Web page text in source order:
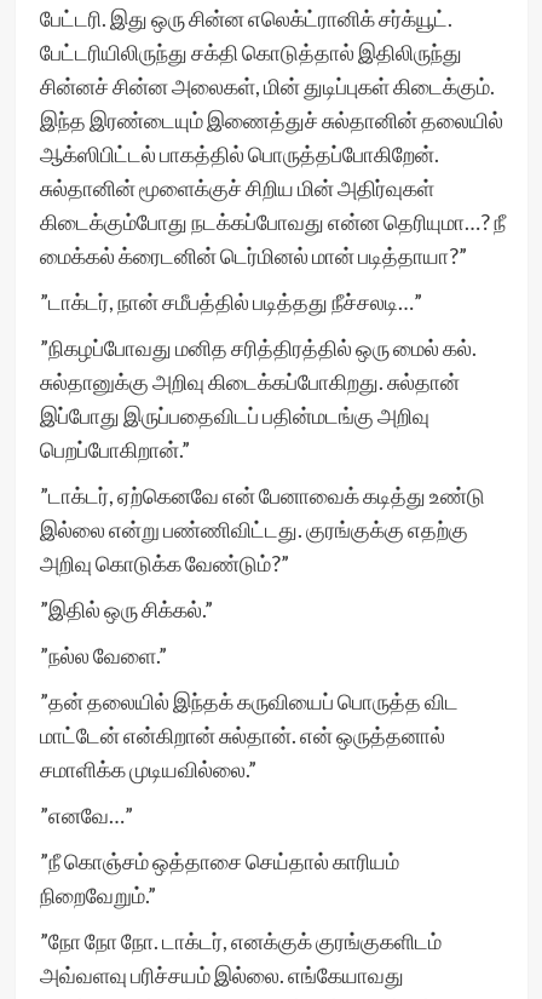
பேட்டரி. இது ஒரு சின்ன எலெக்ட்ரானிக் சர்க்யூட்.
பேட்டரியிலிருந்து சக்தி கொடுத்தால் இதிலிருந்து
சின்னச் சின்ன அலைகள், மின் துடிப்புகள் கிடைக்கும்.
இந்த இரண்டையும் இணைத்துச் சுல்தானின் தலையில்
ஆக்ஸிபிட்டல் பாகத்தில் பொருத்தப்போகிறேன்.
சுல்தானின் மூளைக்குச் சிறிய மின் அதிர்வுகள்
கிடைக்கும்போது நடக்கப்போவது என்ன தெரியுமா…? நீ
மைக்கல் க்ரைடனின் டெர்மினல் மான் படித்தாயா?”
”டாக்டர், நான் சமீபத்தில் படித்தது நீச்சலடி…”
”நிகழப்போவது மனித சரித்திரத்தில் ஒரு மைல் கல்.
சுல்தானுக்கு அறிவு கிடைக்கப்போகிறது. சுல்தான்
இப்போது இருப்பதைவிடப் பதின்மடங்கு அறிவு
பெறப்போகிறான்.”
”டாக்டர், ஏற்கெனவே என் பேனாவைக் கடித்து உண்டு
இல்லை என்று பண்ணிவிட்டது. குரங்குக்கு எதற்கு
அறிவு கொடுக்க வேண்டும்?”
”இதில் ஒரு சிக்கல்.”
”நல்ல வேளை.”
”தன் தலையில் இந்தக் கருவியைப் பொருத்த விட
மாட்டேன் என்கிறான் சுல்தான். என் ஒருத்தனால்
சமாளிக்க முடியவில்லை.”
”எனவே…”
”நீ கொஞ்சம் ஒத்தாசை செய்தால் காரியம்
நிறைவேறும்.”
”நோ நோ நோ. டாக்டர், எனக்குக் குரங்குகளிடம்
அவ்வளவு பரிச்சயம் இல்லை. எங்கேயாவது